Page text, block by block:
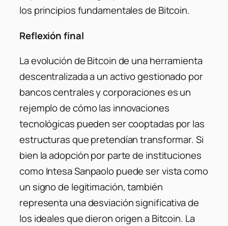
los principios fundamentales de Bitcoin.
Reflexión final
La evolución de Bitcoin de una herramienta
descentralizada a un activo gestionado por
bancos centrales y corporaciones es un
rejemplo de cómo las innovaciones
tecnológicas pueden ser cooptadas por las
estructuras que pretendían transformar. Si
bien la adopción por parte de instituciones
como Intesa Sanpaolo puede ser vista como
un signo de legitimación, también
representa una desviación significativa de
los ideales que dieron origen a Bitcoin. La